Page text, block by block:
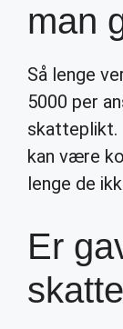
man
Så lenge
5000 per
skatteplikt.
kan være
lenge de
Er